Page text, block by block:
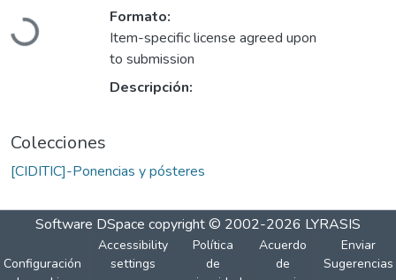
Cargando...
Formato:
Item-specific license agreed upon
to submission
Descripción:
Colecciones
[CIDITIC]-Ponencias y pósteres
Software DSpace copyright © 2002-2026 LYRASIS
Configuración
Accessibility
settings
Política
de
Acuerdo
de
Enviar
Sugerencias